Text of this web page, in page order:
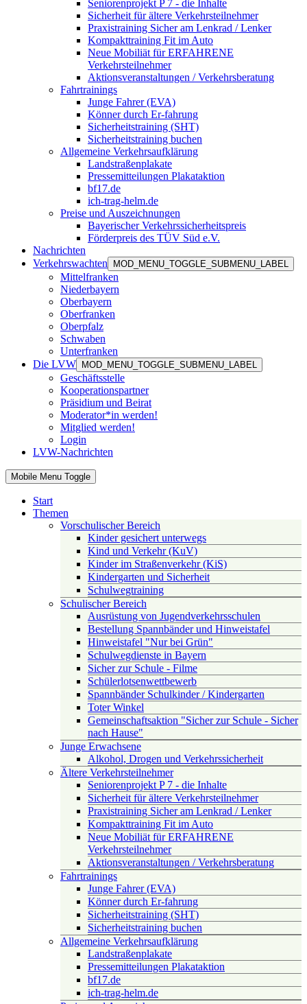
Seniorenprojekt P 7 - die Inhalte
Sicherheit für ältere Verkehrsteilnehmer
Praxistraining Sicher am Lenkrad / Lenker
Kompakttraining Fit im Auto
Neue Mobiliät für ERFAHRENE
Verkehrsteilnehmer
Aktionsveranstaltungen / Verkehrsberatung
Fahrtrainings
Junge Fahrer (EVA)
Könner durch Er-fahrung
Sicherheitstraining (SHT)
Sicherheitstraining buchen
Allgemeine Verkehrsaufklärung
Landstraßenplakate
Pressemitteilungen Plakataktion
bf17.de
ich-trag-helm.de
Preise und Auszeichnungen
Bayerischer Verkehrssicherheitspreis
Förderpreis des TÜV Süd e.V.
Nachrichten
Verkehrswachten
MOD_MENU_TOGGLE_SUBMENU_LABEL
Mittelfranken
Niederbayern
Oberbayern
Oberfranken
Oberpfalz
Schwaben
Unterfranken
Die LVW
MOD_MENU_TOGGLE_SUBMENU_LABEL
Geschäftsstelle
Kooperationspartner
Präsidium und Beirat
Moderator*in werden!
Mitglied werden!
Login
LVW-Nachrichten
Mobile Menu Toggle
Start
Themen
Vorschulischer Bereich
Kinder gesichert unterwegs
Kind und Verkehr (KuV)
Kinder im Straßenverkehr (KiS)
Kindergarten und Sicherheit
Schulwegtraining
Schulischer Bereich
Ausrüstung von Jugendverkehrsschulen
Bestellung Spannbänder und Hinweistafel
Hinweistafel "Nur bei Grün"
Schulwegdienste in Bayern
Sicher zur Schule - Filme
Schülerlotsenwettbewerb
Spannbänder Schulkinder / Kindergarten
Toter Winkel
Gemeinschaftsaktion "Sicher zur Schule - Sicher
nach Hause"
Junge Erwachsene
Alkohol, Drogen und Verkehrssicherheit
Ältere Verkehrsteilnehmer
Seniorenprojekt P 7 - die Inhalte
Sicherheit für ältere Verkehrsteilnehmer
Praxistraining Sicher am Lenkrad / Lenker
Kompakttraining Fit im Auto
Neue Mobiliät für ERFAHRENE
Verkehrsteilnehmer
Aktionsveranstaltungen / Verkehrsberatung
Fahrtrainings
Junge Fahrer (EVA)
Könner durch Er-fahrung
Sicherheitstraining (SHT)
Sicherheitstraining buchen
Allgemeine Verkehrsaufklärung
Landstraßenplakate
Pressemitteilungen Plakataktion
bf17.de
ich-trag-helm.de